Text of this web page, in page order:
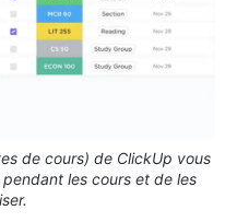
de cours) de ClickUp vous
les cours et de les